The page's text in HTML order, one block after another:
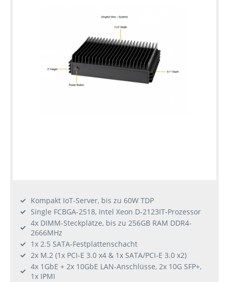
Kompakt IoT-Server, bis zu 60W TDP
Single FCBGA-2518, Intel Xeon D-2123IT-Prozessor
4x DIMM-Steckplätze, bis zu 256GB RAM DDR4-
2666MHz
1x 2.5 SATA-Festplattenschacht
2x M.2 (1x PCI-E 3.0 x4 & 1x SATA/PCI-E 3.0 x2)
4x 1GbE + 2x 10GbE LAN-Anschlüsse, 2x 10G SFP+,
1x IPMI